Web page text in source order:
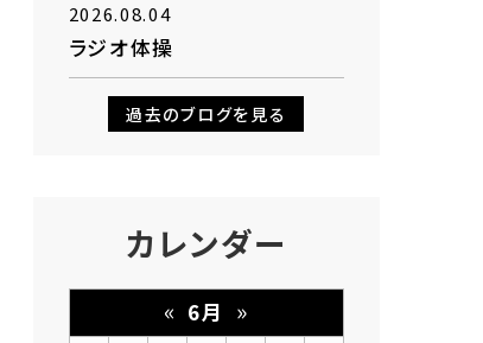
2026.08.04
ラジオ体操
過去のブログを見る
カレンダー
« 6月 »